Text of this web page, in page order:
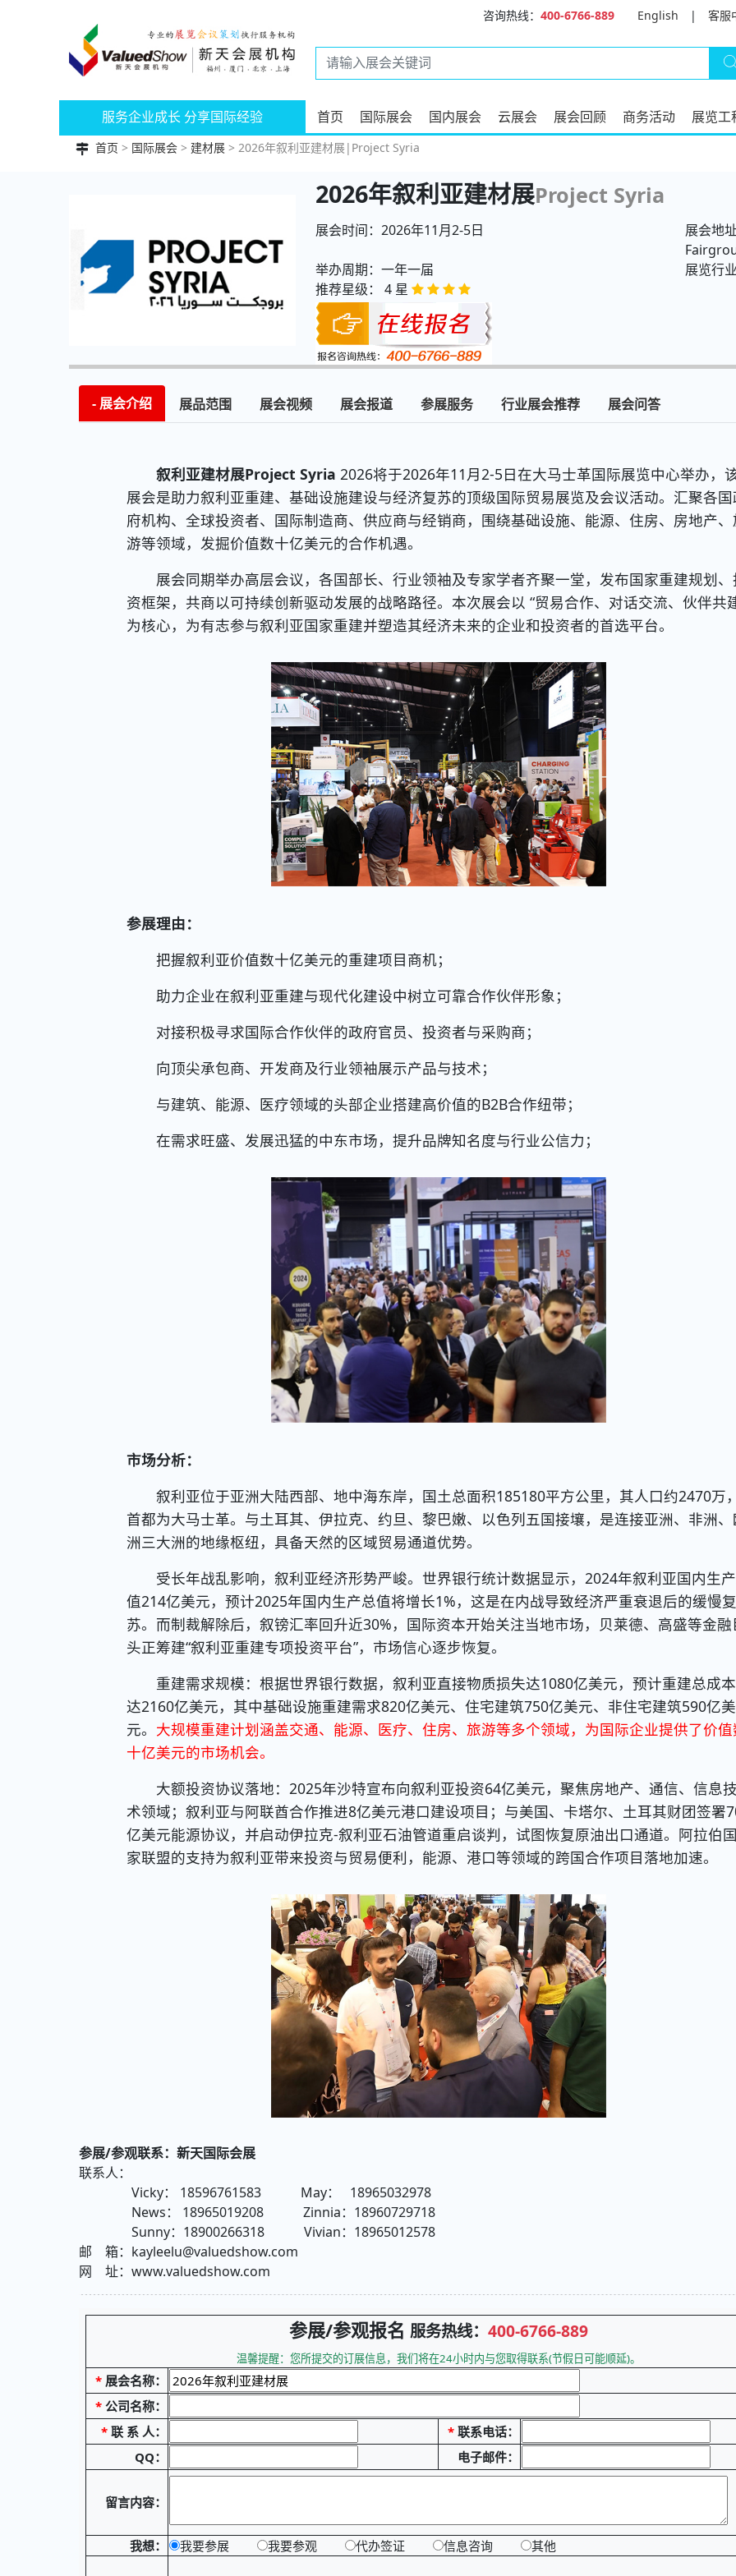
咨询热线： 400-6766-889 English | 客服
服务企业成长 分享国际经验 首页 国际展会 国内展会 云展会 展会回顾 商务活动 展览工
首页 > 国际展会 > 建材展 > 2026年叙利亚建材展|Project Syria
2026年叙利亚建材展Project Syria
展会时间：2026年11月2-5日
展会地
举办周期：一年一届
展览行业
推荐星级： 4 星
展会介绍 展品范围 展会视频 展会报道 参展服务 行业展会推荐 展会问答
叙利亚建材展Project Syria 2026将于2026年11月2-5日在大马士革国际展览中心举办，
展会是助力叙利亚重建、基础设施建设与经济复苏的顶级国际贸易展览及会议活动。汇聚各国
府机构、全球投资者、国际制造商、供应商与经销商，围绕基础设施、能源、住房、房地产、
游等领域，发掘价值数十亿美元的合作机遇。
展会同期举办高层会议，各国部长、行业领袖及专家学者齐聚一堂，发布国家重建规划、
资框架，共商以可持续创新驱动发展的战略路径。本次展会以 “贸易合作、对话交流、伙伴共
为核心，为有志参与叙利亚国家重建并塑造其经济未来的企业和投资者的首选平台。
参展理由：
把握叙利亚价值数十亿美元的重建项目商机；
助力企业在叙利亚重建与现代化建设中树立可靠合作伙伴形象；
对接积极寻求国际合作伙伴的政府官员、投资者与采购商；
向顶尖承包商、开发商及行业领袖展示产品与技术；
与建筑、能源、医疗领域的头部企业搭建高价值的B2B合作纽带；
在需求旺盛、发展迅猛的中东市场，提升品牌知名度与行业公信力；
市场分析：
叙利亚位于亚洲大陆西部、地中海东岸，国土总面积185180平方公里，其人口约2470万，
首都为大马士革。与土耳其、伊拉克、约旦、黎巴嫩、以色列五国接壤，是连接亚洲、非洲、
洲三大洲的地缘枢纽，具备天然的区域贸易通道优势。
受长年战乱影响，叙利亚经济形势严峻。世界银行统计数据显示，2024年叙利亚国内生
值214亿美元，预计2025年国内生产总值将增长1%，这是在内战导致经济严重衰退后的缓慢复
苏。而制裁解除后，叙镑汇率回升近30%，国际资本开始关注当地市场，贝莱德、高盛等金融
头正筹建“叙利亚重建专项投资平台”，市场信心逐步恢复。
重建需求规模：根据世界银行数据，叙利亚直接物质损失达1080亿美元，预计重建总成
达2160亿美元，其中基础设施重建需求820亿美元、住宅建筑750亿美元、非住宅建筑590亿美
元。 大规模重建计划涵盖交通、能源、医疗、住房、旅游等多个领域，为国际企业提供了价值
十亿美元的市场机会。
大额投资协议落地：2025年沙特宣布向叙利亚投资64亿美元，聚焦房地产、通信、信息技
术领域；叙利亚与阿联酋合作推进8亿美元港口建设项目；与美国、卡塔尔、土耳其财团签署
亿美元能源协议，并启动伊拉克-叙利亚石油管道重启谈判，试图恢复原油出口通道。阿拉伯国
家联盟的支持为叙利亚带来投资与贸易便利，能源、港口等领域的跨国合作项目落地加速。
参展/参观联系：新天国际会展
联系人：
Vicky： 18596761583 May： 18965032978
News： 18965019208 Zinnia：18960729718
Sunny：18900266318 Vivian：18965012578
邮 箱：kayleelu@valuedshow.com
网 址：www.valuedshow.com
参展/参观报名 服务热线： 400-6766-889
温馨提醒：您所提交的订展信息，我们将在24小时内与您取得联系(节假日可能顺延)。
* 展会名称：
* 公司名称：
* 联 系 人： * 联系电话：
QQ：
电子邮件：
留言内容：
我想： 我要参展 我要参观 代办签证 信息咨询 其他